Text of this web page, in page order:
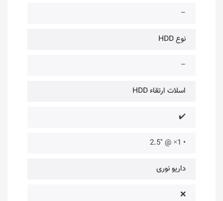
–
نوع HDD
–
اسلات ارتقاء HDD
✔️
• 1× @ "2.5
داریو نوری
❌